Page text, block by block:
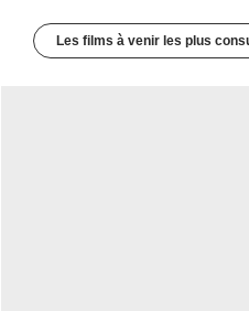
Les films à venir les plus